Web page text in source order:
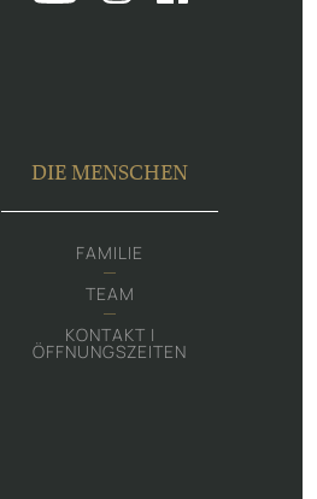
DIE MENSCHEN
FAMILIE
TEAM
KONTAKT |
ÖFFNUNGSZEITEN